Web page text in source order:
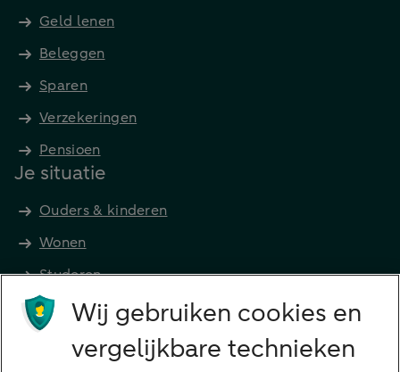
Geld lenen
Beleggen
Sparen
Verzekeringen
Pensioen
Je situatie
Ouders & kinderen
Wonen
Studeren
Preferred Banking
Wij gebruiken cookies en
vergelijkbare technieken